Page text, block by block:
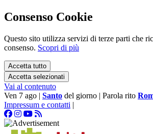
Consenso Cookie
Questo sito utilizza servizi di terze parti che
consenso. Scopri di più
Accetta tutto
Accetta selezionati
Vai al contenuto
Ven 7 ago | Santo del giorno | Parola rito
Impressum e contatti |